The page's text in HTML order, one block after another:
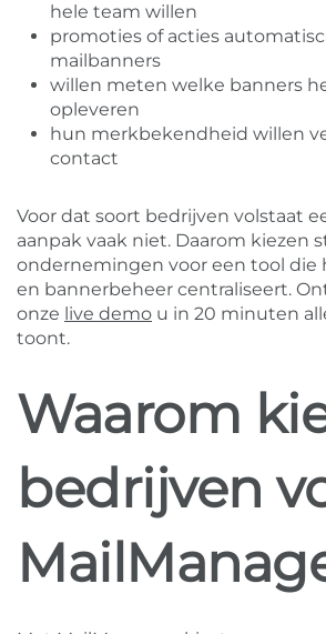
hele team willen
promoties of acties
mailbanners
willen meten welke banners
opleveren
hun merkbekendheid willen
contact
Voor dat soort bedrijven volstaat
aanpak vaak niet. Daarom kiezen
ondernemingen voor een tool
en bannerbeheer centraliseert.
onze live demo u in 20 minuten
toont.
Waarom
bedrijven